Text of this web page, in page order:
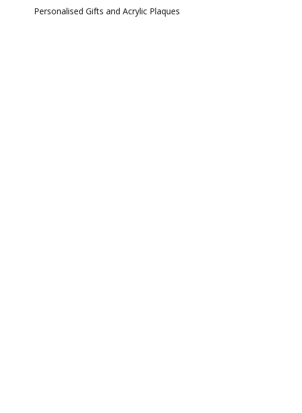
Personalised Gifts and Acrylic Plaques